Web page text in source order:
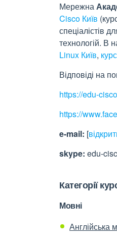
Мережна
Cisco Київ
спеціалістів
технологій. В
Linux Київ,
Відповіді на
https://edu-
https://
e-mail: [
skype: edu-
Категорії
Мовні
Англійська